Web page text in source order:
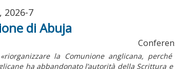
2026-7
di Abuja
«riorganizzare la Comunione anglicana,
ha abbandonato l’autorità della Scrittura